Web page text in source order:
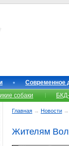
Современное
собаки
Главная → Новости →
Жителям